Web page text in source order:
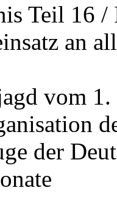
Teil 16 /
an
vom
der